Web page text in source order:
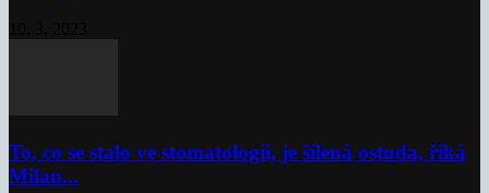
To, co se stalo ve stomatologii, je šílená ostuda, říká
Milan...